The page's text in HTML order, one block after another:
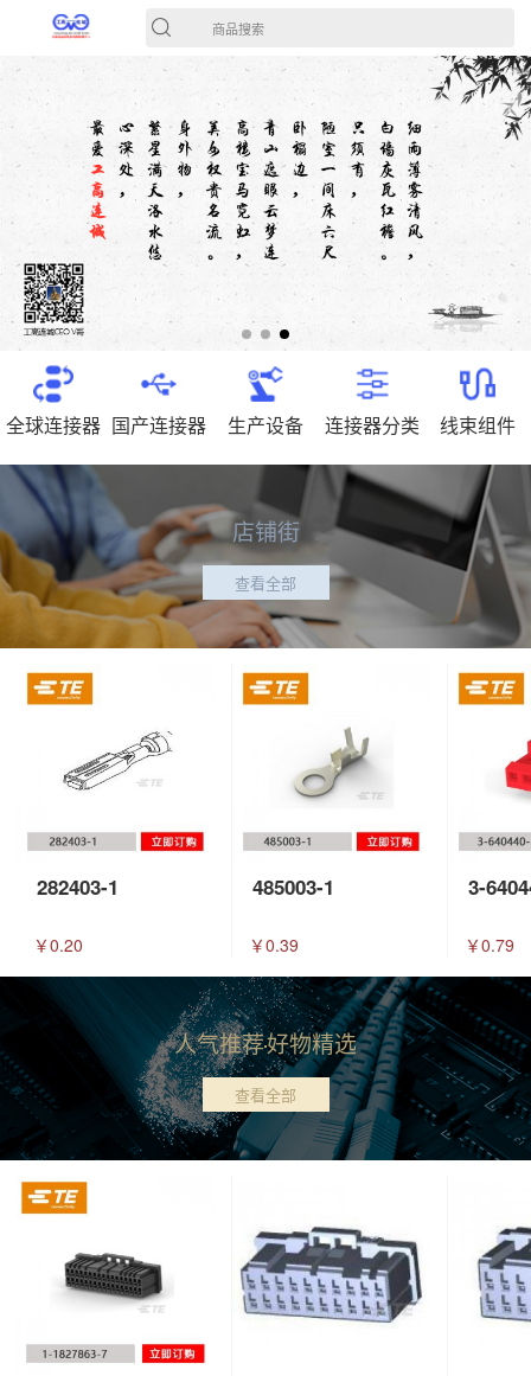
商品搜索
全球连接器 国产连接器 生产设备 连接器分类 线束组件
店铺街
查看全部
282403-1
￥0.20
485003-1
￥0.39
3-
￥0.79
人气推荐好物精选
查看全部